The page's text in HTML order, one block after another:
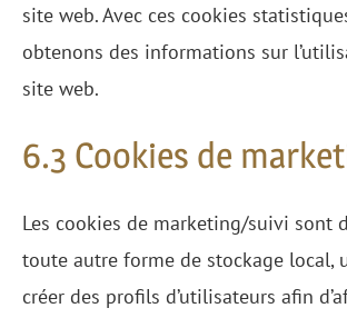
site web. Avec ces cookies
obtenons des informations sur
site web.
6.3 Cookies de
Les cookies de marketing/suivi sont
toute autre forme de stockage local,
créer des profils d’utilisateurs afin